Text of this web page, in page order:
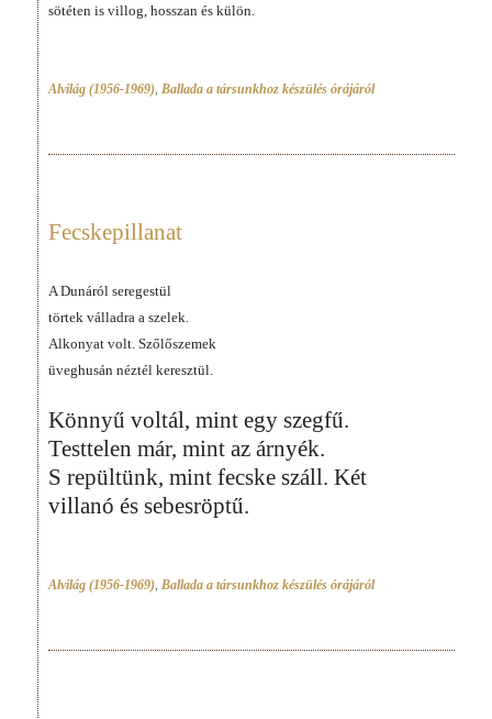
sötéten is villog, hosszan és külön.
Alvilág (1956-1969) Ballada a társunkhoz készülés órájáról
Fecskepillanat
A Dunáról seregestül
törtek válladra a szelek.
Alkonyat volt. Szőlőszemek
üveghusán néztél keresztül.
Könnyű voltál, mint egy szegfű.
Testtelen már, mint az árnyék.
S repültünk, mint fecske száll. Két
villanó és sebesröptű.
Alvilág (1956-1969), Ballada a társunkhoz készülés órájáról